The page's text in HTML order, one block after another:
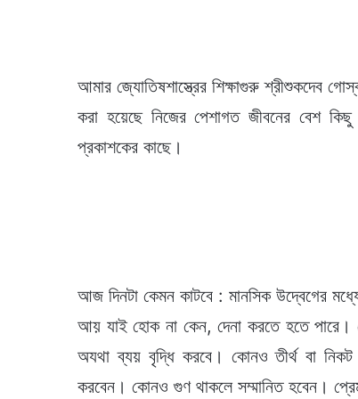
আমার জ্যোতিষশাস্ত্রের শিক্ষাগুরু শ্রীশুকদেব
করা হয়েছে নিজের পেশাগত জীবনের বেশ
প্রকাশকের কাছে।
আজ দিনটা কেমন কাটবে : মানসিক উদ্বেগের
আয় যাই হোক না কেন, দেনা করতে হতে পারে।
অযথা ব্যয় বৃদ্ধি করবে। কোনও তীর্থ বা
করবেন। কোনও গুণ থাকলে সম্মানিত হবেন।